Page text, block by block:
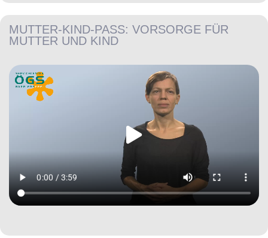
MUTTER-KIND-PASS: VORSORGE FÜR
MUTTER UND KIND